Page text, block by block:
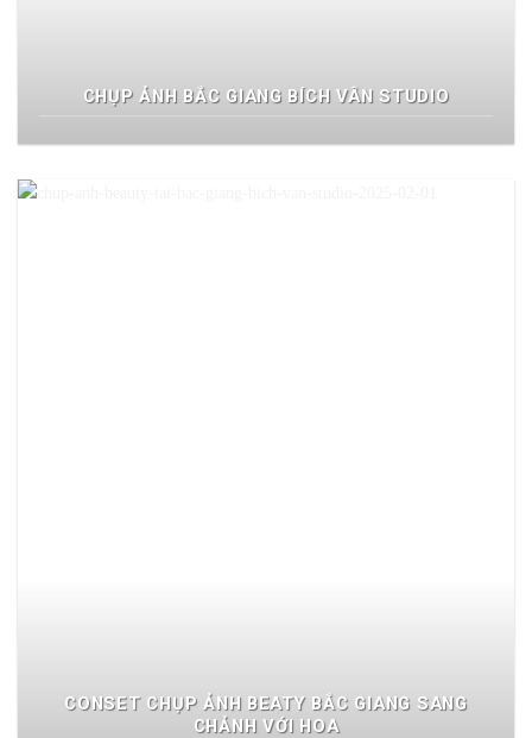
CHỤP ẢNH BẮC GIANG BÍCH VÂN STUDIO
CONSET CHỤP ẢNH BEATY BẮC GIANG SANG
CHẢNH VỚI HOA